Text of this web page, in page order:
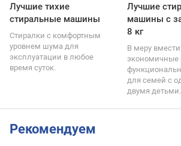
Лучшие тихие
стиральные машины
Стиралки с комфортным
уровнем шума для
эксплуатации в любое
время суток.
Лучшие
машины с
8 кг
В меру
экономичные
для семей с
двумя детьми.
Рекомендуем